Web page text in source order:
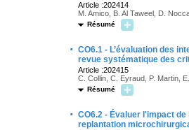
Article :202414
M. Amico, B. Al Taweel, D.
Résumé
· CO6.1 - L’évaluation des
revue systématique des
Article :202415
C. Collin, C. Eyraud, P. Martin,
Résumé
· CO6.2 - Évaluer l'impact
replantation